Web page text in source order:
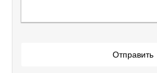
Отправить